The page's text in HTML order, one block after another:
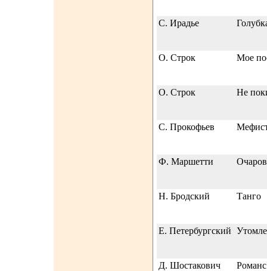
С. Ирадье
О. Строк Мое
О. Строк Не
С. Прокофьев
Ф. Маршетти
Н. Бродский Танго
Е. Петербургский
Д. Шостакович Романс